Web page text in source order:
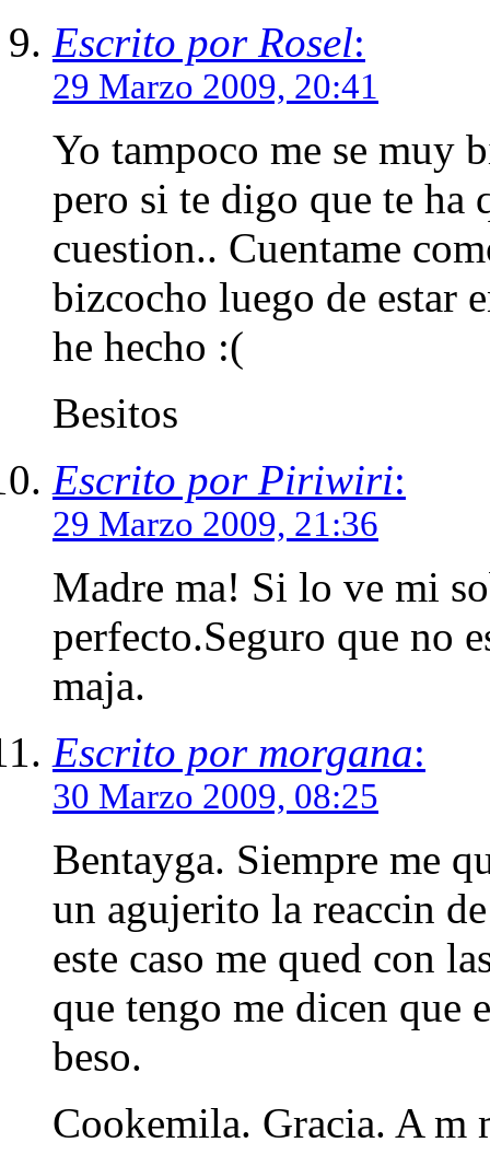
Escrito por Rosel:
29 Marzo 2009, 20:41
Yo tampoco me se muy
pero si te digo que te ha
cuestion.. Cuentame
bizcocho luego de estar
he hecho :(
Besitos
Escrito por Piriwiri:
29 Marzo 2009, 21:36
Madre ma! Si lo ve mi
perfecto.Seguro que no
maja.
Escrito por morgana:
30 Marzo 2009, 08:25
Bentayga. Siempre me
un agujerito la reaccin
este caso me qued con
que tengo me dicen que
beso.
Cookemila. Gracia. A m